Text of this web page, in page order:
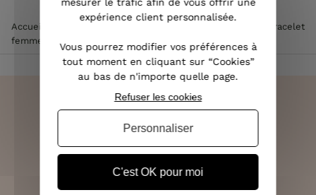
Accueil
Bracelet
femme
Bracelet acier maille trombone or
OFFERTE DÈS 70€
expérience client personnalisée.
Vous pourrez modifier vos préférences à
tout moment en cliquant sur “Cookies”
au bas de n'importe quelle page.
C'est OK pour moi
Refuser les cookies
Personnaliser